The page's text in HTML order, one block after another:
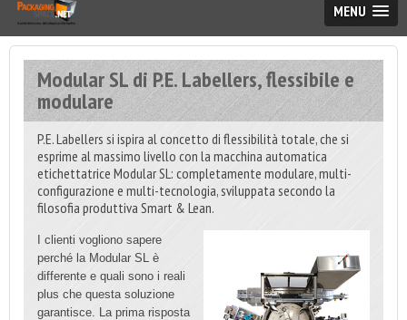
MENU
Modular SL di P.E. Labellers, flessibile e
modulare
P.E. Labellers si ispira al concetto di flessibilità totale, che si
esprime al massimo livello con la macchina automatica
etichettatrice Modular SL: completamente modulare, multi-
configurazione e multi-tecnologia, sviluppata secondo la
filosofia produttiva Smart & Lean.
I clienti vogliono sapere
perché la Modular SL è
differente e quali sono i reali
plus che questa soluzione
garantisce. La prima risposta